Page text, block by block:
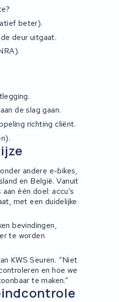
beter).
deur uitgaat.
de slag gaan.
richting cliënt.
andere e-bikes,
en België. Vanuit
één doel: accu’s
met een duidelijke
bevindingen,
te worden
KWS Seuren. “Niet
en hoe we
te maken.”